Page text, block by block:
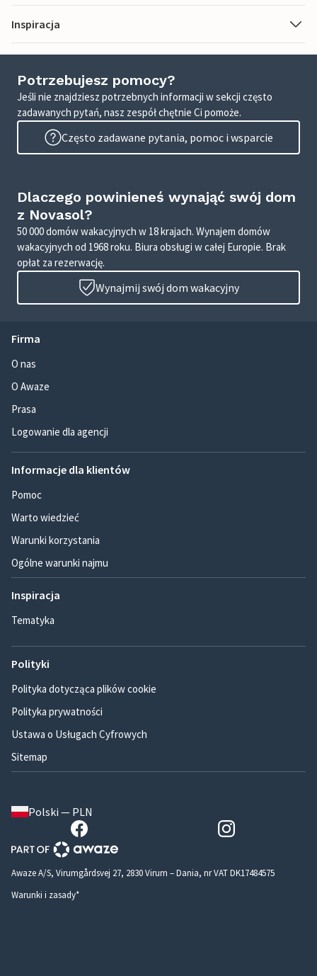
Inspiracja
Potrzebujesz pomocy?
Jeśli nie znajdziesz potrzebnych informacji w sekcji często
zadawanych pytań, nasz zespół chętnie Ci pomoże.
Często zadawane pytania, pomoc i wsparcie
Dlaczego powinieneś wynająć swój dom
z Novasol?
50 000 domów wakacyjnych w 18 krajach. Wynajem domów
wakacyjnych od 1968 roku. Biura obsługi w całej Europie. Brak
opłat za rezerwację.
Wynajmij swój dom wakacyjny
Firma
O nas
O Awaze
Prasa
Logowanie dla agencji
Informacje dla klientów
Pomoc
Warto wiedzieć
Warunki korzystania
Ogólne warunki najmu
Inspiracja
Tematyka
Polityki
Polityka dotycząca plików cookie
Polityka prywatności
Ustawa o Usługach Cyfrowych
Sitemap
Polski — PLN
Awaze A/S, Virumgårdsvej 27, 2830 Virum – Dania, nr VAT DK17484575
Warunki i zasady*